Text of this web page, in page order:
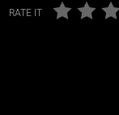
RATE IT